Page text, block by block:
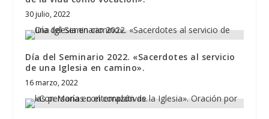
30 julio, 2022
Día del Seminario 2022. «Sacerdotes al servicio
de una Iglesia en camino».
16 marzo, 2022